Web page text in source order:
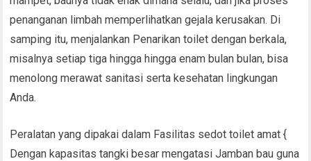
penanganan limbah memperlihatkan gejala kerusakan. Di
samping itu, menjalankan Penarikan toilet dengan berkala,
misalnya setiap tiga hingga hingga enam bulan bulan, bisa
menolong merawat sanitasi serta kesehatan lingkungan
Anda.
Peralatan yang dipakai dalam Fasilitas sedot toilet amat {
Dengan kapasitas tangki besar mengatasi Jamban bau guna